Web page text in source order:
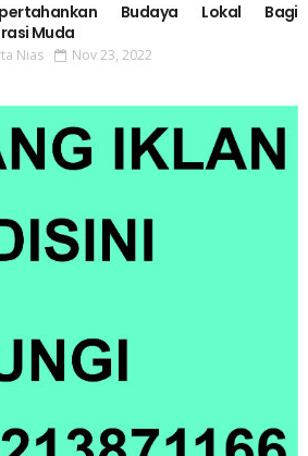
Budaya Lokal Bagi
Muda
Nias Nov 23, 2022